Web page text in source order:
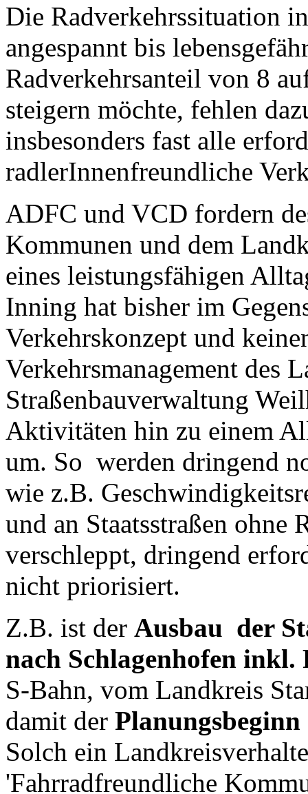
Die Radverkehrssituation
angespannt bis
Radverkehrsanteil von 8
steigern möchte, fehlen
insbesonders fast alle
radlerInnenfreundliche
ADFC und VCD fordern
Kommunen und dem
eines leistungsfähigen
Inning hat bisher im
Verkehrskonzept und
Verkehrsmanagement des
Straßenbauverwaltung
Aktivitäten hin zu einem
um. So werden dringend
wie z.B.
und an Staatsstraßen ohne
verschleppt, dringend
nicht priorisiert.
Z.B. ist der Ausbau der
nach Schlagenhofen inkl.
S-Bahn, vom Landkreis
damit der
Solch ein
'Fahrradfreundliche